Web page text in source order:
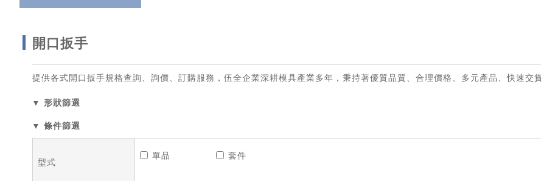
開口扳手
提供各式開口扳手規格查詢、詢價、訂購服務，伍全企業深耕模具產業多年，秉持著優質品質、合理價格、多元產品、快速交
▼ 形狀篩選
▼ 條件篩選
型式
單品 套件